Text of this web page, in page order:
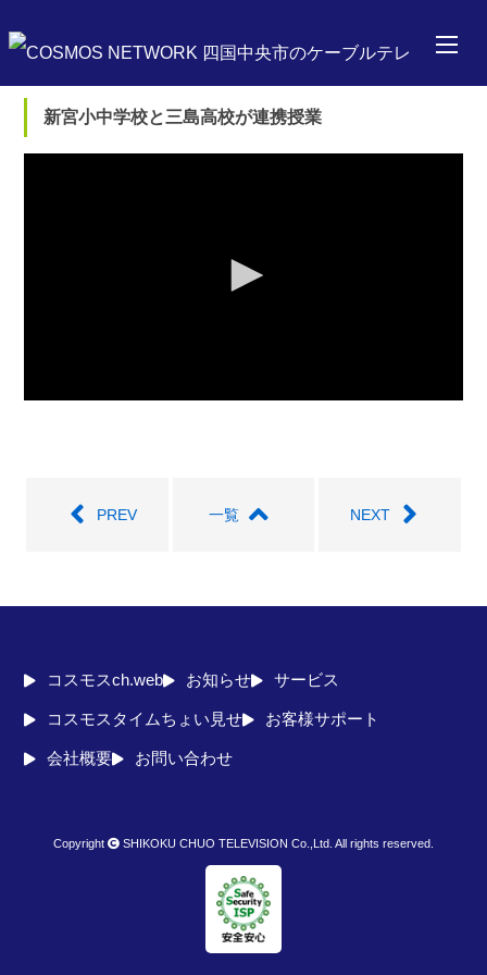
新宮小中学校と三島高校が連携授業
PREV 一覧 NEXT
コスモスch.web お知らせ サービス
コスモスタイムちょい見せ お客様サポート
会社概要 お問い合わせ
Copyright SHIKOKU CHUO TELEVISION Co.,Ltd. All rights reserved.